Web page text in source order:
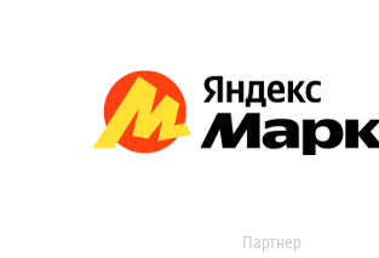
Партнер